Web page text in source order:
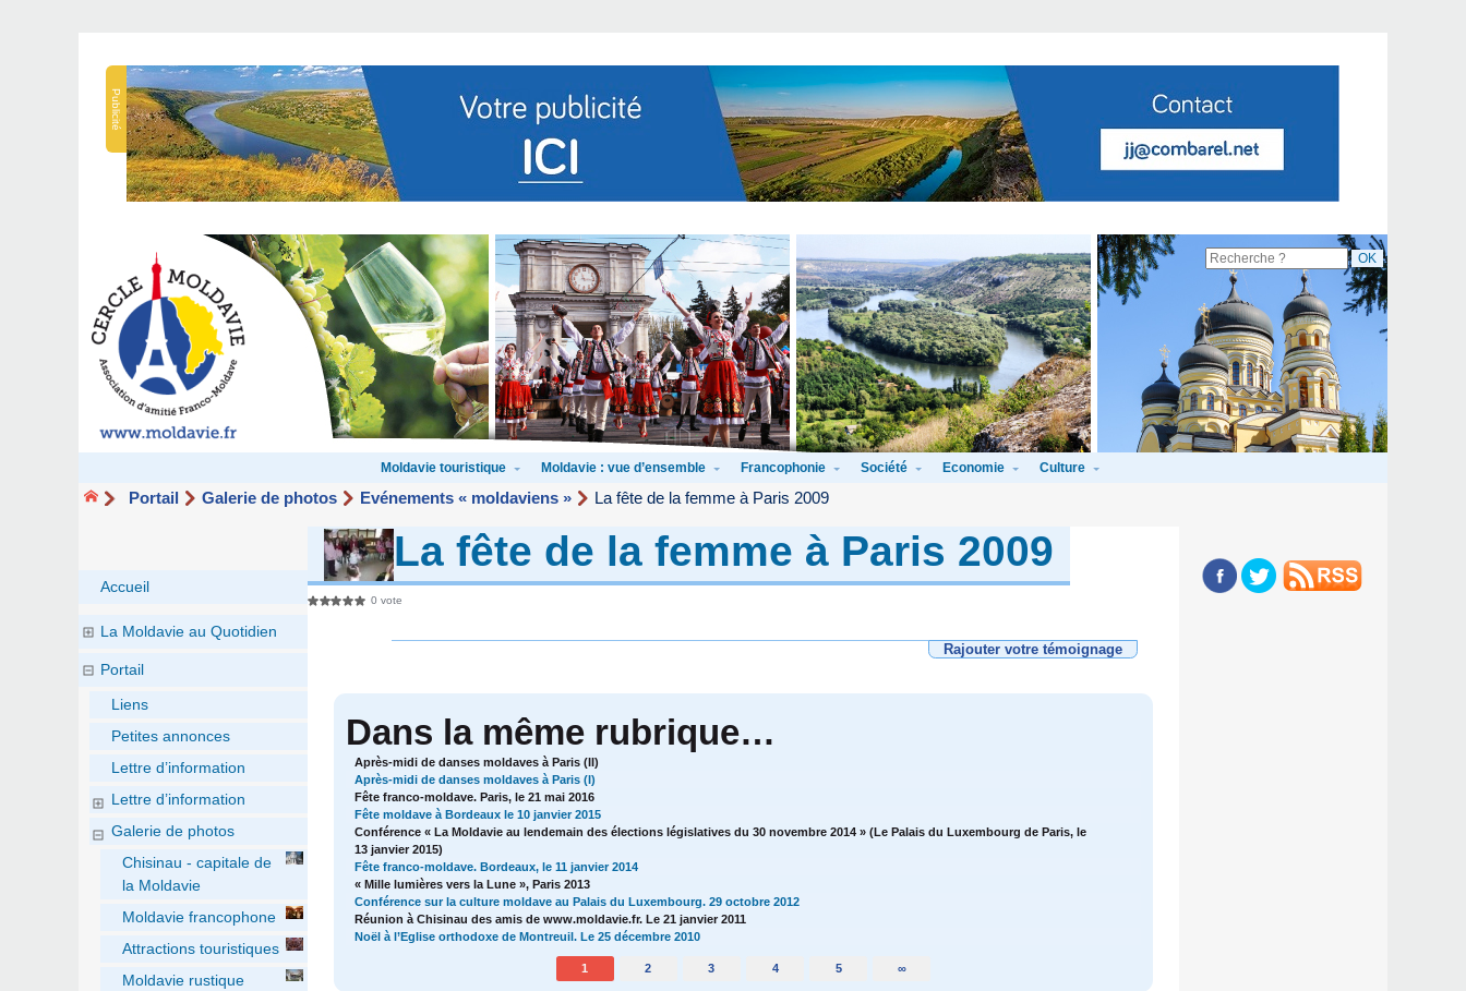
Publicité
Moldavie touristique Moldavie : vue d’ensemble Francophonie Société Economie Culture
Portail Galerie de photos Evénements « moldaviens » La fête de la femme à Paris 2009
La fête de la femme à Paris 2009
0 vote
Rajouter votre témoignage
Dans la même rubrique…
Après-midi de danses moldaves à Paris (II)
Après-midi de danses moldaves à Paris (I)
Fête franco-moldave. Paris, le 21 mai 2016
Fête moldave à Bordeaux le 10 janvier 2015
Conférence « La Moldavie au lendemain des élections législatives du 30 novembre 2014 » (Le Palais du Luxembourg de Paris, le
13 janvier 2015)
Fête franco-moldave. Bordeaux, le 11 janvier 2014
« Mille lumières vers la Lune », Paris 2013
Conférence sur la culture moldave au Palais du Luxembourg. 29 octobre 2012
Réunion à Chisinau des amis de www.moldavie.fr. Le 21 janvier 2011
Noël à l’Eglise orthodoxe de Montreuil. Le 25 décembre 2010
1 2 3 4 5 ∞
Accueil
La Moldavie au Quotidien
Portail
Liens
Petites annonces
Lettre d’information
Lettre d’information
Galerie de photos
Chisinau - capitale de
la Moldavie
Moldavie francophone
Attractions touristiques
Moldavie rustique